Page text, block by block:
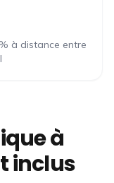
à distance entre
à
inclus